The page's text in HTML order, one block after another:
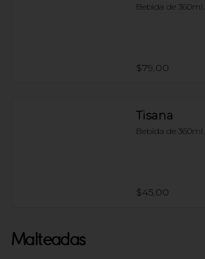
Bebida de 360ml.
$79.00
Tisana
Bebida de 360ml.
$45.00
Malteadas